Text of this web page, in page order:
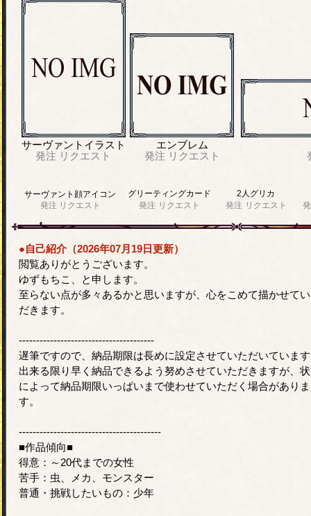
サーヴァントイラスト
発注 リクエスト
エンブレム
発注 リクエスト
サーヴァント顔アイコン
発注 リクエスト
グリーティングカード
発注 リクエスト
2人グリカ
発注 リクエスト
●自己紹介（2026年07月19日更新）
閲覧ありがとうございます。
ゆずもちこ、と申します。
至らない点が多々あるかと思いますが、心をこめて描かせて
だきます。
---------------------------------------
遅筆ですので、納品期限は長めに設定させていただいていま
出来る限り早く納品できるよう努めさせていただきますが、
によって納品期限いっぱいまで使わせていただく場合がありま
す。
-----------------------------------------
■作品傾向■
得意：～20代までの女性
苦手：虫、メカ、モンスター
普通・挑戦したいもの：少年